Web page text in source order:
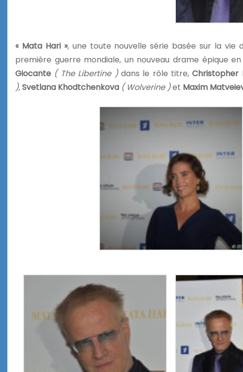
« Mata Hari », une toute nouvelle série basée sur la vie
première guerre mondiale, un nouveau drame épique
Giocante ( The Libertine )dans le rôle titre, Christopher
),Svetlana Khodtchenkova ( Wolverine )et Maxim